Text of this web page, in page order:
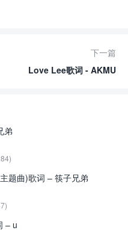
下一篇
Love Lee歌词 - AKMU
弟
题曲)歌词 – 筷子兄弟
– u